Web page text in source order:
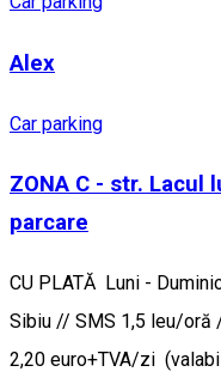
Alex
Car parking
ZONA C - str. Lacul
parcare
CU PLATĂ Luni -
Sibiu // SMS 1,5 leu/
2,20 euro+TVA/zi